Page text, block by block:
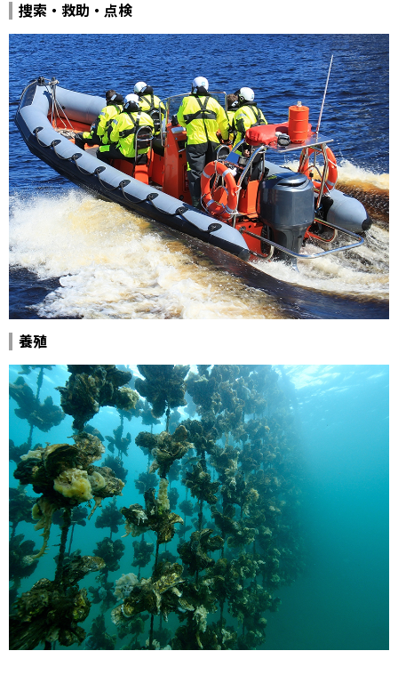
捜索・救助・点検
養殖